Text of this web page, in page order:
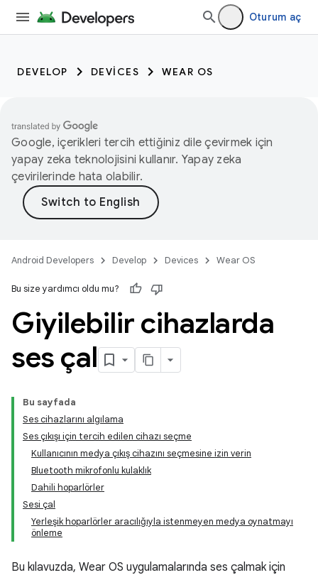
Oturum aç
DEVELOP DEVICES WEAR OS
Google, içerikleri tercih ettiğiniz dile çevirmek için
yapay zeka teknolojisini kullanır. Yapay zeka
çevirilerinde hata olabilir.
Android Developers Develop Devices Wear OS
Bu size yardımcı oldu mu?
Giyilebilir cihazlarda
ses çal
Bu sayfada
Ses cihazlarını algılama
Ses çıkışı için tercih edilen cihazı seçme
Kullanıcının medya çıkış cihazını seçmesine izin verin
Bluetooth mikrofonlu kulaklık
Dahili hoparlörler
Sesi çal
Yerleşik hoparlörler aracılığıyla istenmeyen medya oynatmayı
önleme
Bu kılavuzda, Wear OS uygulamalarında ses çalmak için